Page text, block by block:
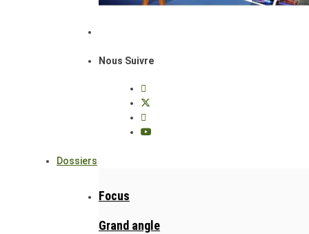
Nous Suivre
Dossiers
Focus
Grand angle